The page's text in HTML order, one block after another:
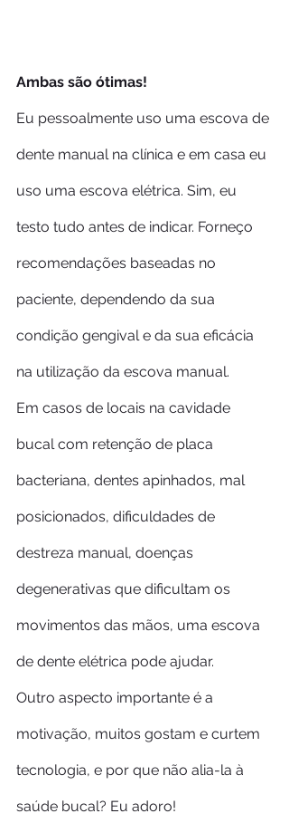
Ambas são ótimas!
Eu pessoalmente uso uma escova de
dente manual na clínica e em casa eu
uso uma escova elétrica. Sim, eu
testo tudo antes de indicar. Forneço
recomendações baseadas no
paciente, dependendo da sua
condição gengival e da sua eficácia
na utilização da escova manual.
Em casos de locais na cavidade
bucal com retenção de placa
bacteriana, dentes apinhados, mal
posicionados, dificuldades de
destreza manual, doenças
degenerativas que dificultam os
movimentos das mãos, uma escova
de dente elétrica pode ajudar.
Outro aspecto importante é a
motivação, muitos gostam e curtem
tecnologia, e por que não alia-la à
saúde bucal? Eu adoro!